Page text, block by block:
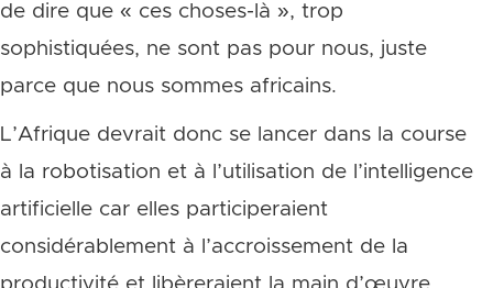
de dire que « ces choses-là », trop
sophistiquées, ne sont pas pour nous, juste
parce que nous sommes africains.
L’Afrique devrait donc se lancer dans la course
à la robotisation et à l’utilisation de l’intelligence
artificielle car elles participeraient
considérablement à l’accroissement de la